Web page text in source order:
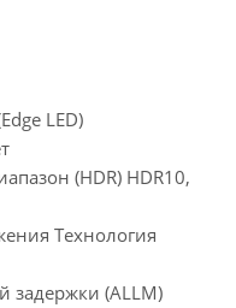
LED)
(HDR) HDR10,
Технология
задержки (ALLM)